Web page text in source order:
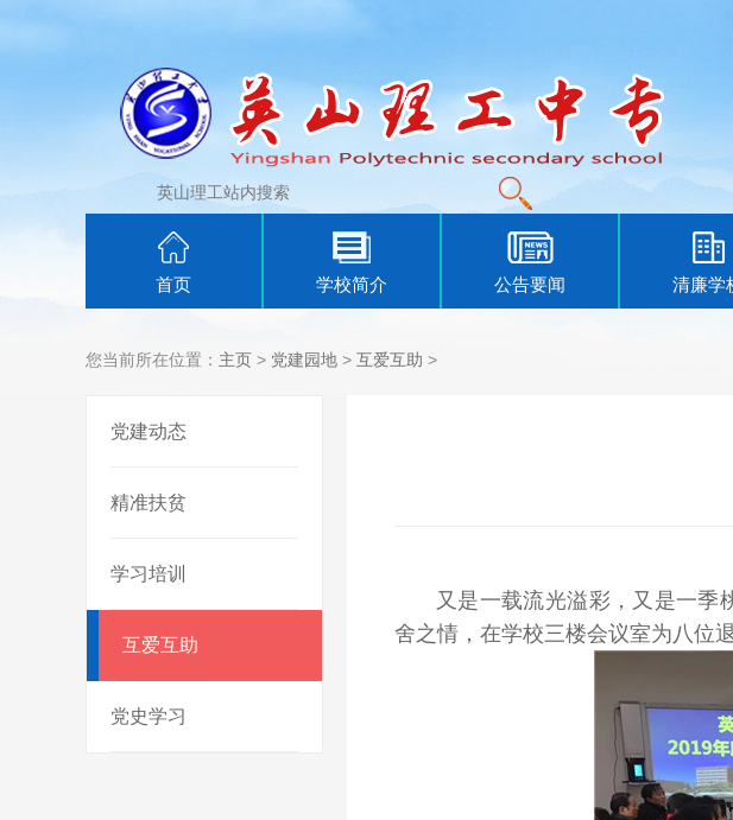
首页 学校简介 公告要闻 清廉学
您当前所在位置： 主页 > 党建园地 > 互爱互助 >
党建动态
精准扶贫
学习培训
互爱互助
党史学习
又是一载流光溢彩，又是一季
舍之情，在学校三楼会议室为八位